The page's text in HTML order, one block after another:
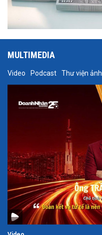
MULTIMEDIA
Video Podcast Thư viện ảnh